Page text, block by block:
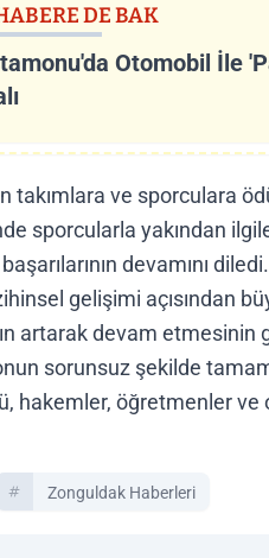
DE BAK
Otomobil İle
takımlara ve sporculara
sporcularla yakından
devamını
gelişimi açısından
artarak devam etmesinin
sorunsuz şekilde
hakemler, öğretmenler ve
Zonguldak Haberleri